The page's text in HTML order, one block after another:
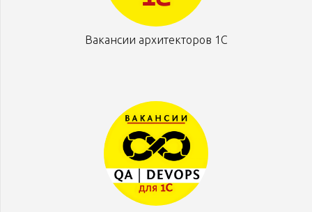
Вакансии архитекторов 1С